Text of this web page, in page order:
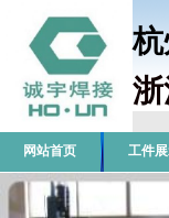
网站首页 工件